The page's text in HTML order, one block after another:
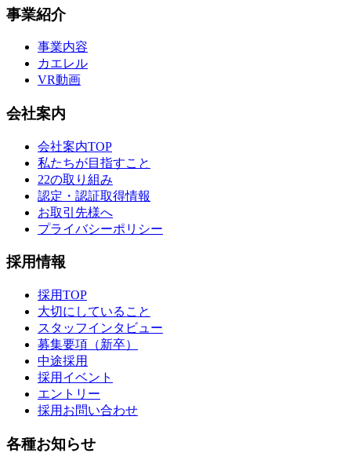
事業紹介
事業内容
カエレル
VR動画
会社案内
会社案内TOP
私たちが目指すこと
22の取り組み
認定・認証取得情報
お取引先様へ
プライバシーポリシー
採用情報
採用TOP
大切にしていること
スタッフインタビュー
募集要項（新卒）
中途採用
採用イベント
エントリー
採用お問い合わせ
各種お知らせ